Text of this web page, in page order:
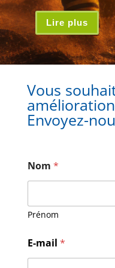
Lire plus
Vous
Envoyez-
Nom *
Prénom
e
s
E-mail *